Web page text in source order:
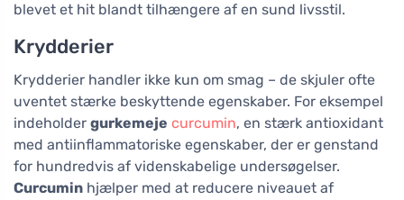
blevet et hit blandt tilhængere af en sund livsstil.
Krydderier
Krydderier handler ikke kun om smag – de skjuler ofte
uventet stærke beskyttende egenskaber. For eksempel
indeholder gurkemeje curcumin, en stærk antioxidant
med antiinflammatoriske egenskaber, der er genstand
for hundredvis af videnskabelige undersøgelser.
Curcumin hjælper med at reducere niveauet af